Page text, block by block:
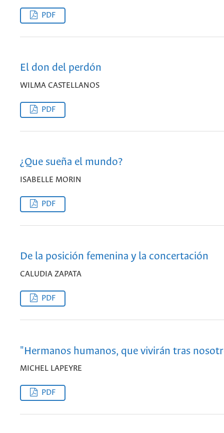
PDF
El don del perdón
WILMA CASTELLANOS
PDF
¿Que sueña el mundo?
ISABELLE MORIN
PDF
De la posición femenina y la concertación
CALUDIA ZAPATA
PDF
"Hermanos humanos, que vivirán tras
MICHEL LAPEYRE
PDF